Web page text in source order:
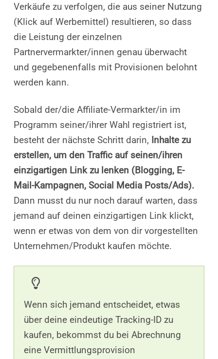
Verkäufe zu verfolgen, die aus seiner Nutzung
(Klick auf Werbemittel) resultieren, so dass
die Leistung der einzelnen
Partnervermarkter/innen genau überwacht
und gegebenenfalls mit Provisionen belohnt
werden kann.
Sobald der/die Affiliate-Vermarkter/in im
Programm seiner/ihrer Wahl registriert ist,
besteht der nächste Schritt darin, Inhalte zu
erstellen, um den Traffic auf seinen/ihren
einzigartigen Link zu lenken (Blogging, E-
Mail-Kampagnen, Social Media Posts/Ads).
Dann musst du nur noch darauf warten, dass
jemand auf deinen einzigartigen Link klickt,
wenn er etwas von dem von dir vorgestellten
Unternehmen/Produkt kaufen möchte.
Wenn sich jemand entscheidet, etwas
über deine eindeutige Tracking-ID zu
kaufen, bekommst du bei Abrechnung
eine Vermittlungsprovision